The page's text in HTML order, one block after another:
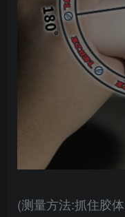
(测量方法:抓住胶